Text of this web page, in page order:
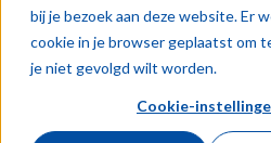
bij je bezoek aan deze website. Er
cookie in je browser geplaatst om
je niet gevolgd wilt worden.
Cookie-